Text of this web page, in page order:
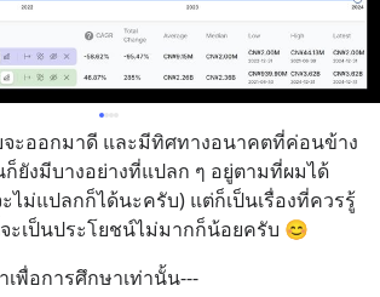
ะออกมาดี และมีทิศทางอนาคตที่ค่อนข้าง
ก็ยังมีบางอย่างที่แปลก ๆ อยู่ตามที่ผมได้
ไม่แปลกก็ได้นะครับ) แต่ก็เป็นเรื่องที่ควรรู้
ะเป็นประโยชน์ไม่มากก็น้อยครับ 😊
พื่อการศึกษาเท่านั้น---